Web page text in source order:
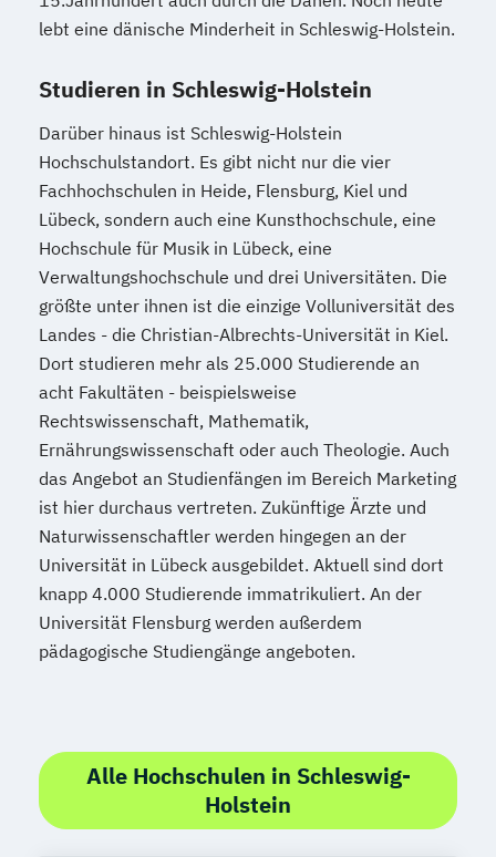
lebt eine dänische Minderheit in Schleswig-Holstein.
Studieren in Schleswig-Holstein
Darüber hinaus ist Schleswig-Holstein
Hochschulstandort. Es gibt nicht nur die vier
Fachhochschulen in Heide, Flensburg, Kiel und
Lübeck, sondern auch eine Kunsthochschule, eine
Hochschule für Musik in Lübeck, eine
Verwaltungshochschule und drei Universitäten. Die
größte unter ihnen ist die einzige Volluniversität des
Landes - die Christian-Albrechts-Universität in Kiel.
Dort studieren mehr als 25.000 Studierende an
acht Fakultäten - beispielsweise
Rechtswissenschaft, Mathematik,
Ernährungswissenschaft oder auch Theologie. Auch
das Angebot an Studienfängen im Bereich Marketing
ist hier durchaus vertreten. Zukünftige Ärzte und
Naturwissenschaftler werden hingegen an der
Universität in Lübeck ausgebildet. Aktuell sind dort
knapp 4.000 Studierende immatrikuliert. An der
Universität Flensburg werden außerdem
pädagogische Studiengänge angeboten.
Alle Hochschulen in Schleswig-
Holstein